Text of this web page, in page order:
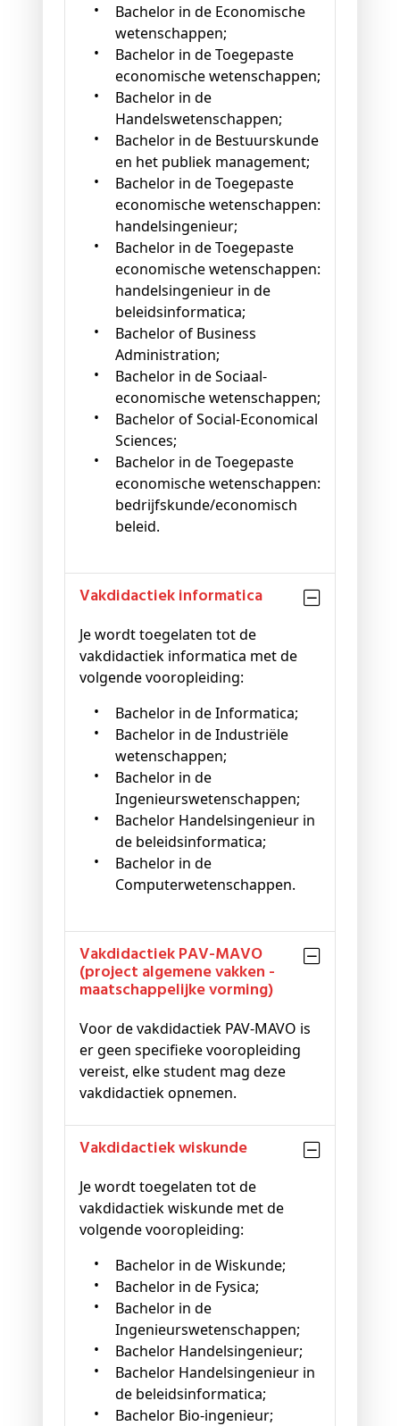
Bachelor in de Economische
wetenschappen;
Bachelor in de Toegepaste
economische wetenschappen;
Bachelor in de
Handelswetenschappen;
Bachelor in de Bestuurskunde
en het publiek management;
Bachelor in de Toegepaste
economische wetenschappen:
handelsingenieur;
Bachelor in de Toegepaste
economische wetenschappen:
handelsingenieur in de
beleidsinformatica;
Bachelor of Business
Administration;
Bachelor in de Sociaal-
economische wetenschappen;
Bachelor of Social-Economical
Sciences;
Bachelor in de Toegepaste
economische wetenschappen:
bedrijfskunde/economisch
beleid.
vakdidactiek informatica
Je wordt toegelaten tot de
vakdidactiek informatica met de
volgende vooropleiding:
Bachelor in de Informatica;
Bachelor in de Industriële
wetenschappen;
Bachelor in de
Ingenieurswetenschappen;
Bachelor Handelsingenieur in
de beleidsinformatica;
Bachelor in de
Computerwetenschappen.
vakdidactiek PAV-MAVO
(project algemene vakken -
maatschappelijke vorming)
Voor de vakdidactiek PAV-MAVO is
er geen specifieke vooropleiding
vereist, elke student mag deze
vakdidactiek opnemen.
vakdidactiek wiskunde
Je wordt toegelaten tot de
vakdidactiek wiskunde met de
volgende vooropleiding:
Bachelor in de Wiskunde;
Bachelor in de Fysica;
Bachelor in de
Ingenieurswetenschappen;
Bachelor Handelsingenieur;
Bachelor Handelsingenieur in
de beleidsinformatica;
Bachelor Bio-ingenieur;